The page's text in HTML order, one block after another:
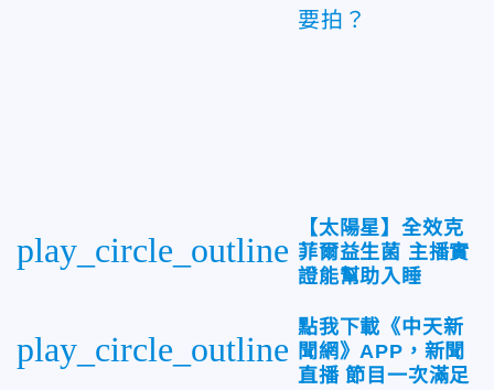
要拍？
play_circle_outline
【太陽星】全效克
菲爾益生菌 主播實
證能幫助入睡
play_circle_outline
點我下載《中天新
聞網》APP，新聞
直播 節目一次滿足